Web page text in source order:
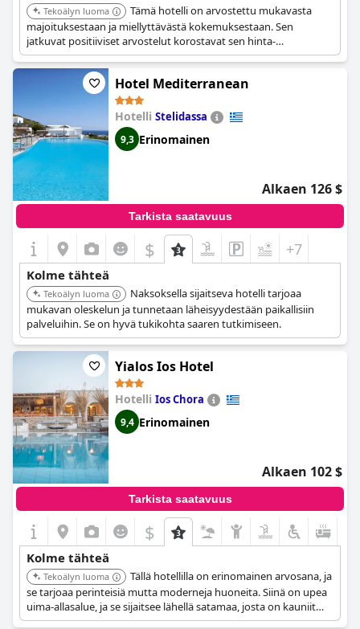
Tekoälyn luoma
Tämä hotelli on arvostettu mukavasta
majoituksestaan ja miellyttävästä kokemuksestaan. Sen
jatkuvat positiiviset arvostelut korostavat sen hinta-
laatusuhdetta ja luotettavaa palvelua.
Hotel Mediterranean
Hotelli Stelidassa
9,3 Erinomainen
Alkaen 126 $
Tarkista saatavuus
$ +7
Kolme tähteä
Tekoälyn luoma
Naksoksella sijaitseva hotelli tarjoaa
mukavan oleskelun ja tunnetaan läheisyydestään paikallisiin
palveluihin. Se on hyvä tukikohta saaren tutkimiseen.
Yialos Ios Hotel
Hotelli Ios Chora
9,4 Erinomainen
Alkaen 102 $
Tarkista saatavuus
$
Kolme tähteä
Tekoälyn luoma
Tällä hotellilla on erinomainen arvosana, ja
se tarjoaa perinteisiä mutta moderneja huoneita. Siinä on upea
uima-allasalue, ja se sijaitsee lähellä satamaa, josta on kauniit
näkymät Ios Choralle.